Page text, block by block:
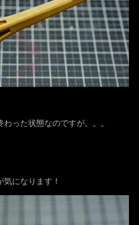
った状態なのですが。。。
になります！